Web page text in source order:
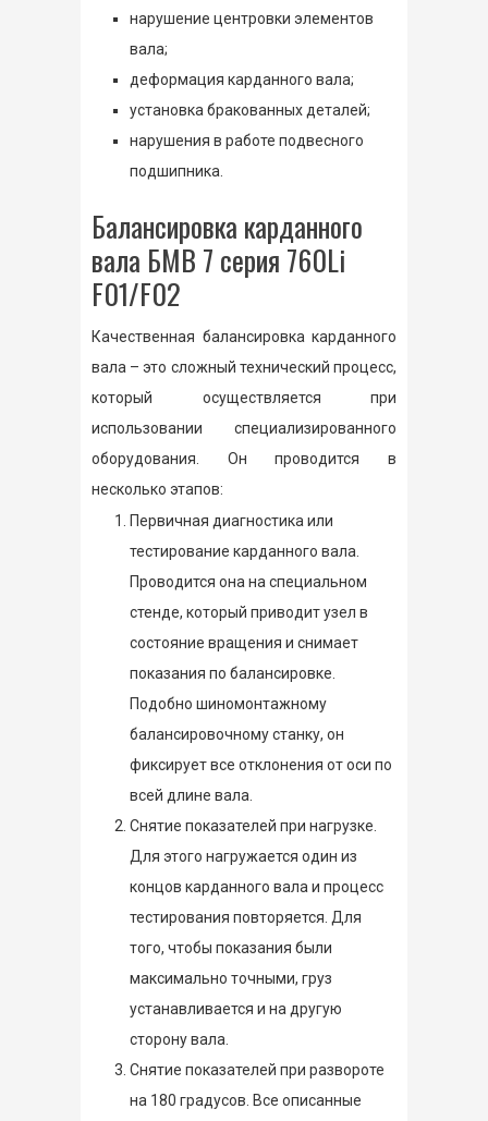
нарушение центровки элементов
вала;
деформация карданного вала;
установка бракованных деталей;
нарушения в работе подвесного
подшипника.
Балансировка карданного
вала БМВ 7 серия 760Li
F01/F02
Качественная балансировка карданного
вала – это сложный технический процесс,
который осуществляется при
использовании специализированного
оборудования. Он проводится в
несколько этапов:
Первичная диагностика или
тестирование карданного вала.
Проводится она на специальном
стенде, который приводит узел в
состояние вращения и снимает
показания по балансировке.
Подобно шиномонтажному
балансировочному станку, он
фиксирует все отклонения от оси по
всей длине вала.
Снятие показателей при нагрузке.
Для этого нагружается один из
концов карданного вала и процесс
тестирования повторяется. Для
того, чтобы показания были
максимально точными, груз
устанавливается и на другую
сторону вала.
Снятие показателей при развороте
на 180 градусов. Все описанные